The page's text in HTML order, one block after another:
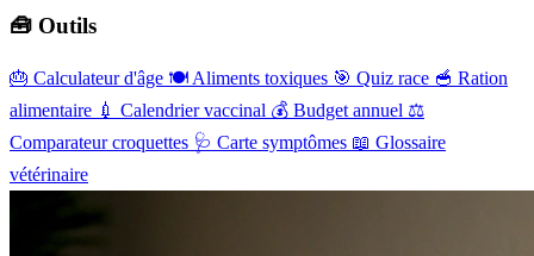
🧰 Outils
🎂 Calculateur d'âge 🍽️ Aliments toxiques 🎯 Quiz race 🥣 Ration
alimentaire 💉 Calendrier vaccinal 💰 Budget annuel ⚖️
Comparateur croquettes 🩺 Carte symptômes 📖 Glossaire
vétérinaire